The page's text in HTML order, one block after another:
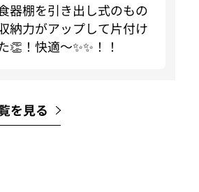
器棚を引き出し式のもの
納力がアップして片付け
👏！快適〜✨✨！！
を見る